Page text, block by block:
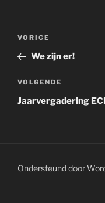
Bericht
Vorig
bericht
VORIGE
We zijn er!
Volgend
bericht
VOLGENDE
Jaarvergadering
Ondersteund door